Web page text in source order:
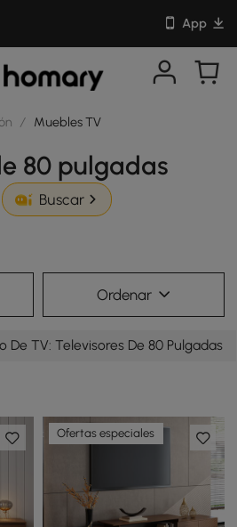
App
/ Muebles TV
80 pulgadas
Buscar
Ordenar
De TV: Televisores De 80 Pulgadas
Ofertas especiales